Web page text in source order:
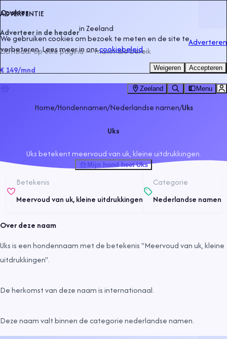
ADVERTENTIE
Adverteer in de headerinZeeland
Zichtbaar op elke pagina — maximale bereik
€ 149/mnd
Adverteren
Zeeland Menu
Home/Hondennamen/Nederlandse namen/Uks
Uks
Uks betekent meervoud van uk, kleine uitdrukkingen.
Mijn hond heet Uks
Betekenis
Meervoud van uk, kleine uitdrukkingen
Categorie
Nederlandse namen
Over deze naam
Uks is een hondennaam met de betekenis "Meervoud van uk, kleine
uitdrukkingen".
De herkomst van deze naam isinternationaal.
Deze naam valt binnen de categorienederlandse namen.
Cookies
We gebruiken cookies om bezoek te meten en de site te
verbeteren. Lees meer in onscookiebeleid.
Weigeren Accepteren